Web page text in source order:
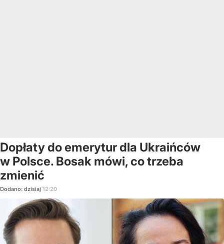
Dopłaty do emerytur dla Ukraińców
w Polsce. Bosak mówi, co trzeba
zmienić
Dodano: dzisiaj 12:20